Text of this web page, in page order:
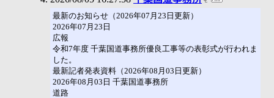
最新のお知らせ（2026年07月23日更新）
2026年07月23日
広報
令和7年度 千葉国道事務所優良工事等の表彰式が行われま
した。
最新記者発表資料（2026年08月03日更新）
2026年08月03日 千葉国道事務所
道路